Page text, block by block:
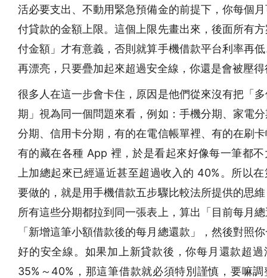
活必要支出、不動用緊急預備金的前提下，你每個
付貸款的金額上限。這個上限先畫出來，後面所有
付金額」才有意義，否則就算手機借款平台利率再
再漂亮，只要疊加起來超過安全線，你還是會被壓
很多人在這一步會卡住，原因是他們從來沒有把「
期」視為同一個問題來看，例如：手機分期、家電
分期、信用卡分期，有的在電信帳單裡、有的在刷
有的藏在各種 App 裡，於是看起來好像每一筆都
上加總起來已經逼近甚至超過收入的 40%。所以
要做的，就是用手機借款五步驟比較法所提供的思
所有這些分期都拉到同一張表上，算出「目前每月
「新增這筆小額借款後的每月總還款」，然後對照
好的安全線。如果加上新貸款後，你每月還款超過
35%～40%，那這筆借款就必須特別謹慎，要嘛調